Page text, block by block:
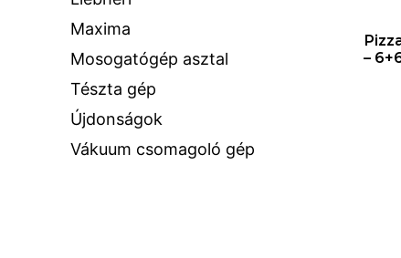
Maxima
Mosogatógép asztal
Tészta gép
Újdonságok
Vákuum csomagoló gép
–